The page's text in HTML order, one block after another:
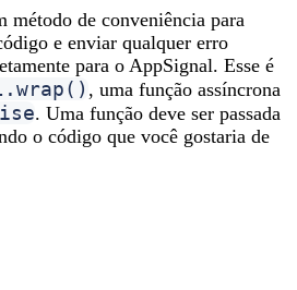
método de conveniência para
e enviar qualquer erro
para o AppSignal. Esse é
, uma função assíncrona
. Uma função deve ser passada
o código que você gostaria de